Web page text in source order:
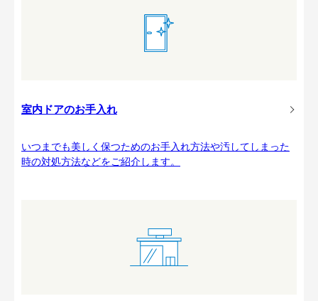
室内ドアのお手入れ
いつまでも美しく保つためのお手入れ方法や汚してしまった
時の対処方法などをご紹介します。